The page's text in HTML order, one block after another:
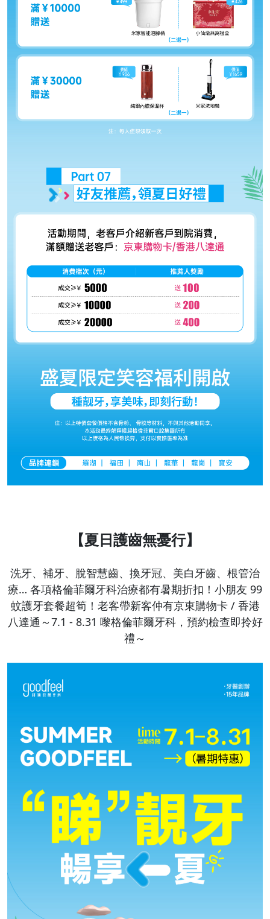
【夏日護齒無憂行】
洗牙、補牙、脫智慧齒、換牙冠、美白牙齒、根管治
療… 各項格倫菲爾牙科治療都有暑期折扣！小朋友 99
蚊護牙套餐超筍！老客帶新客仲有京東購物卡 / 香港
八達通～7.1 - 8.31 嚟格倫菲爾牙科，預約檢查即拎好
禮～